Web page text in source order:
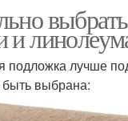
и
подложка лучше
выбрана: